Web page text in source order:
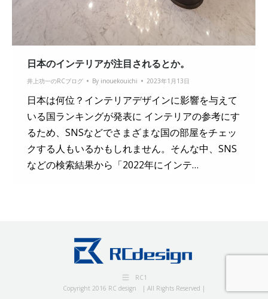
日本のインテリアが注目されるとか。
井上功一のRCブログ By inouekouichi 2023年1月13日
日本は何位？インテリアデザインに影響を与えて
いる国ランキングが発表に インテリアの参考にす
るため、SNSなどでさまざまな国の部屋をチェッ
クする人もいるかもしれません。そんな中、SNS
などの検索結果から「2022年にインテ…
RC1
Copyright 2016 RC design | All Rights Reserved |